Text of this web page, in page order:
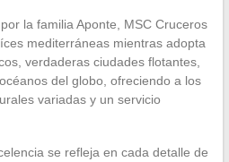
la familia Aponte, MSC Cruceros
mediterráneas mientras adopta
verdaderas ciudades flotantes,
del globo, ofreciendo a los
variadas y un servicio
se refleja en cada detalle de